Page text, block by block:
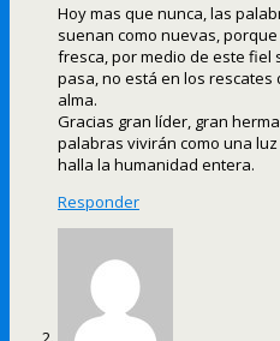
Hoy mas que nunca, las
suenan como nuevas,
fresca, por medio de este fiel
pasa, no está en los
alma.
Gracias gran líder, gran
palabras vivirán como una
halla la humanidad entera.
Responder